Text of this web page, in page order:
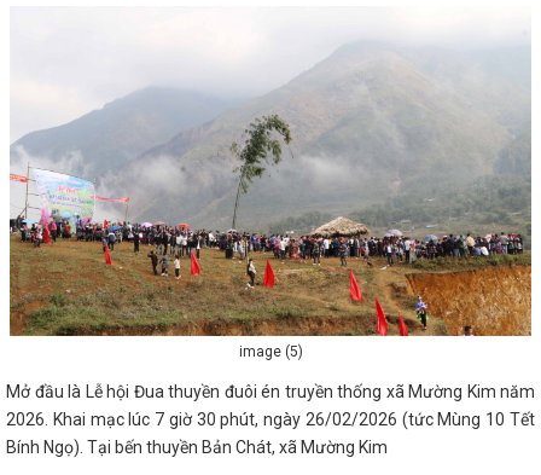
image (5)
Mở đầu là Lễ hội Đua thuyền đuôi én truyền thống xã Mường Kim năm
2026. Khai mạc lúc 7 giờ 30 phút, ngày 26/02/2026 (tức Mùng 10 Tết
Bính Ngọ). Tại bến thuyền Bản Chát, xã Mường Kim